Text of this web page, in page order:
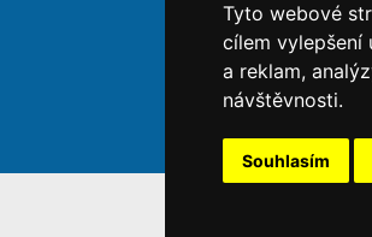
Tyto webové
cílem vylepšení
a reklam,
návštěvnosti.
Souhlasím